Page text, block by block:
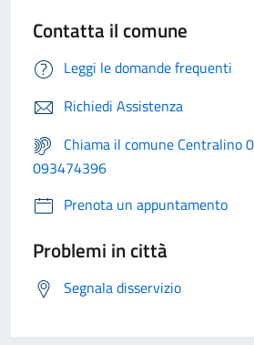
Contatta il comune
Leggi le domande frequenti
Richiedi Assistenza
Chiama il comune Centralino
093474396
Prenota un appuntamento
Problemi in città
Segnala disservizio